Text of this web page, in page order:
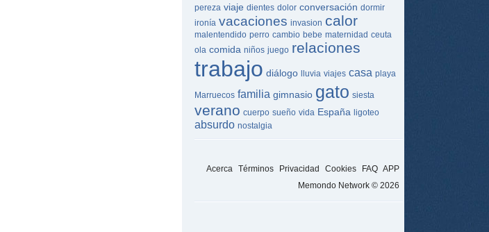
pereza viaje dientes dolor conversación dormir
ironía vacaciones invasion calor
malentendido perro cambio bebe maternidad ceuta
ola comida niños juego relaciones
trabajo diálogo lluvia viajes casa playa
Marruecos familia gimnasio gato siesta
verano cuerpo sueño vida España ligoteo
absurdo nostalgia
Acerca Términos Privacidad Cookies FAQ APP
Memondo Network © 2026